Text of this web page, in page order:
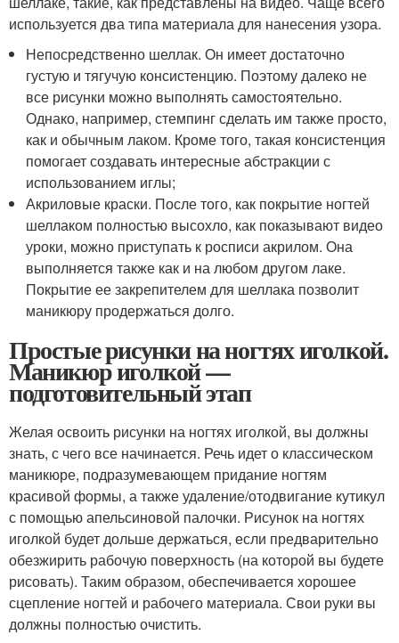
используется два типа материала для нанесения узора.
Непосредственно шеллак. Он имеет достаточно
густую и тягучую консистенцию. Поэтому далеко не
все рисунки можно выполнять самостоятельно.
Однако, например, стемпинг сделать им также просто,
как и обычным лаком. Кроме того, такая консистенция
помогает создавать интересные абстракции с
использованием иглы;
Акриловые краски. После того, как покрытие ногтей
шеллаком полностью высохло, как показывают видео
уроки, можно приступать к росписи акрилом. Она
выполняется также как и на любом другом лаке.
Покрытие ее закрепителем для шеллака позволит
маникюру продержаться долго.
Простые рисунки на ногтях иголкой.
Маникюр иголкой —
подготовительный этап
Желая освоить рисунки на ногтях иголкой, вы должны
знать, с чего все начинается. Речь идет о классическом
маникюре, подразумевающем придание ногтям
красивой формы, а также удаление/отодвигание кутикул
с помощью апельсиновой палочки. Рисунок на ногтях
иголкой будет дольше держаться, если предварительно
обезжирить рабочую поверхность (на которой вы будете
рисовать). Таким образом, обеспечивается хорошее
сцепление ногтей и рабочего материала. Свои руки вы
должны полностью очистить.